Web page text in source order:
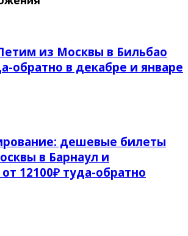
из Москвы в Бильбао
обратно в декабре и январе
дешевые билеты
в Барнаул и
12100₽ туда-обратно